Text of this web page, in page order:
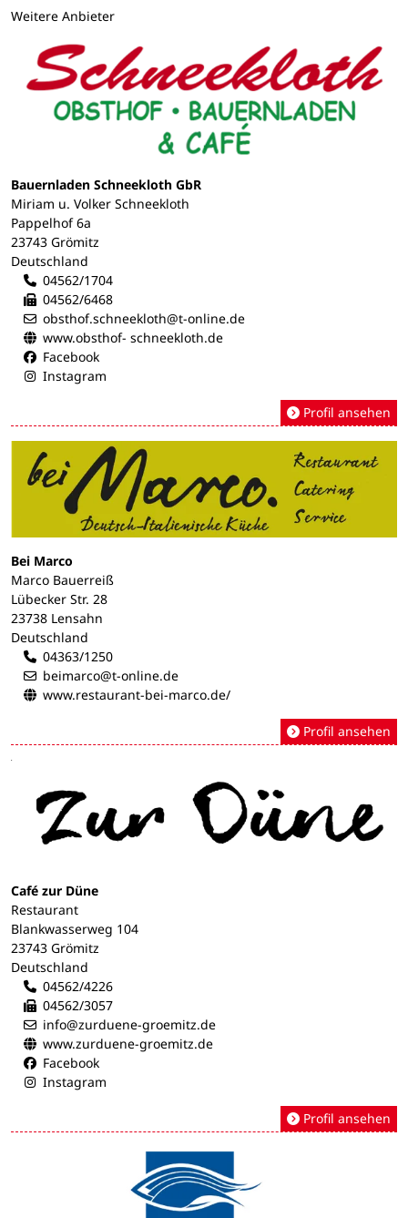
Weitere Anbieter
Bauernladen Schneekloth GbR
Miriam u. Volker Schneekloth
Pappelhof 6a
23743 Grömitz
Deutschland
04562/1704
04562/6468
obsthof.schneekloth@t-online.de
www.obsthof- schneekloth.de
Facebook
Instagram
Profil ansehen
Bei Marco
Marco Bauerreiß
Lübecker Str. 28
23738 Lensahn
Deutschland
04363/1250
beimarco@t-online.de
www.restaurant-bei-marco.de/
Profil ansehen
Café zur Düne
Restaurant
Blankwasserweg 104
23743 Grömitz
Deutschland
04562/4226
04562/3057
info@zurduene-groemitz.de
www.zurduene-groemitz.de
Facebook
Instagram
Profil ansehen